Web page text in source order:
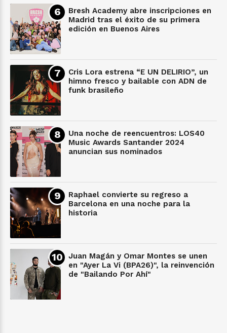
Bresh Academy abre inscripciones en
Madrid tras el éxito de su primera
edición en Buenos Aires
Cris Lora estrena “E UN DELIRIO”, un
himno fresco y bailable con ADN de
funk brasileño
Una noche de reencuentros: LOS40
Music Awards Santander 2024
anuncian sus nominados
Raphael convierte su regreso a
Barcelona en una noche para la
historia
Juan Magán y Omar Montes se unen
en "Ayer La Vi (BPA26)", la reinvención
de "Bailando Por Ahí"